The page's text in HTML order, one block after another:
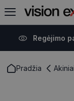
Regėjimo
Pradžia Akiniai